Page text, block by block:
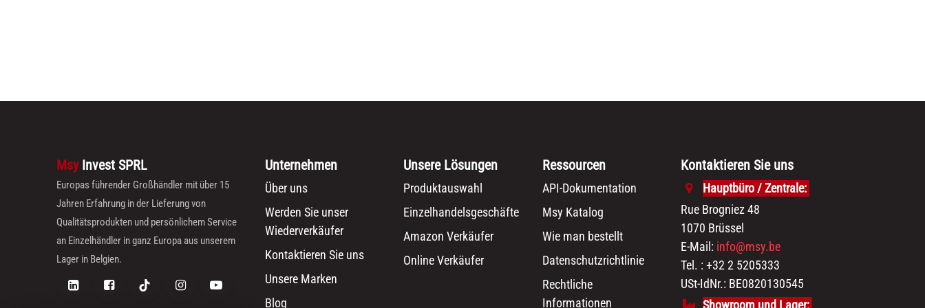
Msy Invest SPRL
Europas führender Großhändler mit über 15
Jahren Erfahrung in der Lieferung von
Qualitätsprodukten und persönlichem Service
an Einzelhändler in ganz Europa aus unserem
Lager in Belgien.
Unternehmen
Über uns
Werden Sie unser
Wiederverkäufer
Kontaktieren Sie uns
Unsere Marken
Blog
Unsere Lösungen
Produktauswahl
Einzelhandelsgeschäfte
Amazon Verkäufer
Online Verkäufer
Ressourcen
API-Dokumentation
Msy Katalog
Wie man bestellt
Datenschutzrichtlinie
Rechtliche
Informationen
Kontaktieren Sie uns
Hauptbüro / Zentrale:
Rue Brogniez 48
1070 Brüssel
E-Mail: info@msy.be
Tel. : +32 2 5205333
USt-IdNr.: BE0820130545